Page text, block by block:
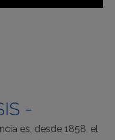
-
es, desde 1858, el